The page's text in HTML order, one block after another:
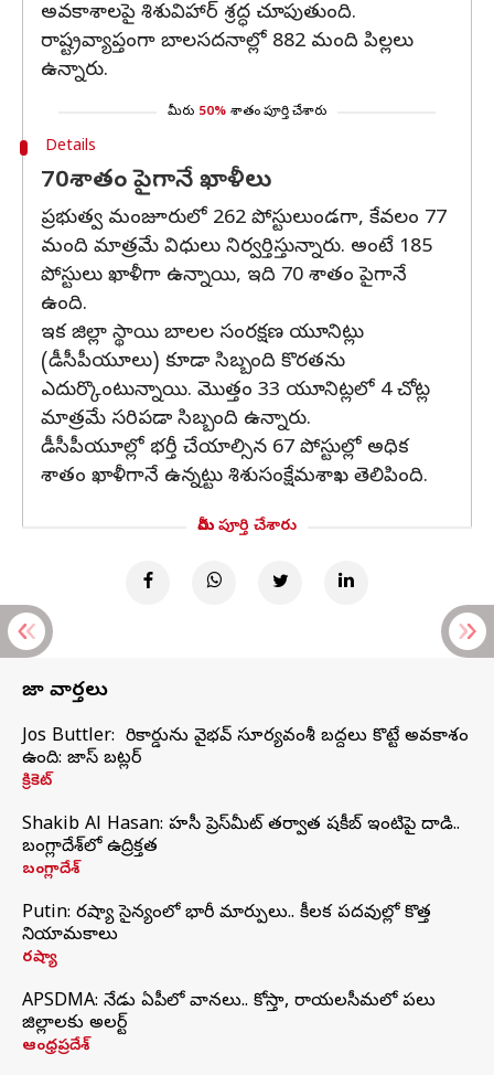
అవకాశాలపై శిశువిహార్‌ శ్రద్ధ చూపుతుంది.
రాష్ట్రవ్యాప్తంగా బాలసదనాల్లో 882 మంది పిల్లలు
ఉన్నారు.
మీరు 50% శాతం పూర్తి చేశారు
Details
70శాతం పైగానే ఖాళీలు
ప్రభుత్వ మంజూరులో 262 పోస్టులుండగా, కేవలం 77
మంది మాత్రమే విధులు నిర్వర్తిస్తున్నారు. అంటే 185
పోస్టులు ఖాళీగా ఉన్నాయి, ఇది 70 శాతం పైగానే
ఉంది.
ఇక జిల్లా స్థాయి బాలల సంరక్షణ యూనిట్లు
(డీసీపీయూలు) కూడా సిబ్బంది కొరతను
ఎదుర్కొంటున్నాయి. మొత్తం 33 యూనిట్లలో 4 చోట్ల
మాత్రమే సరిపడా సిబ్బంది ఉన్నారు.
డీసీపీయూల్లో భర్తీ చేయాల్సిన 67 పోస్టుల్లో అధిక
శాతం ఖాళీగానే ఉన్నట్టు శిశుసంక్షేమశాఖ తెలిపింది.
మీరు పూర్తి చేశారు
తాజా వార్తలు
Jos Buttler: నా రికార్డును వైభవ్ సూర్యవంశీ బద్దలు కొట్టే అవకాశం
ఉంది: జాస్ బట్లర్
క్రికెట్
Shakib Al Hasan: హసీనా ప్రెస్‌మీట్‌ తర్వాత షకీబ్‌ ఇంటిపై దాడి..
బంగ్లాదేశ్‌లో ఉద్రిక్తత
బంగ్లాదేశ్
Putin: రష్యా సైన్యంలో భారీ మార్పులు.. కీలక పదవుల్లో కొత్త
నియామకాలు
రష్యా
APSDMA: నేడు ఏపీలో వానలు.. కోస్తా, రాయలసీమలో పలు
జిల్లాలకు అలర్ట్
ఆంధ్రప్రదేశ్